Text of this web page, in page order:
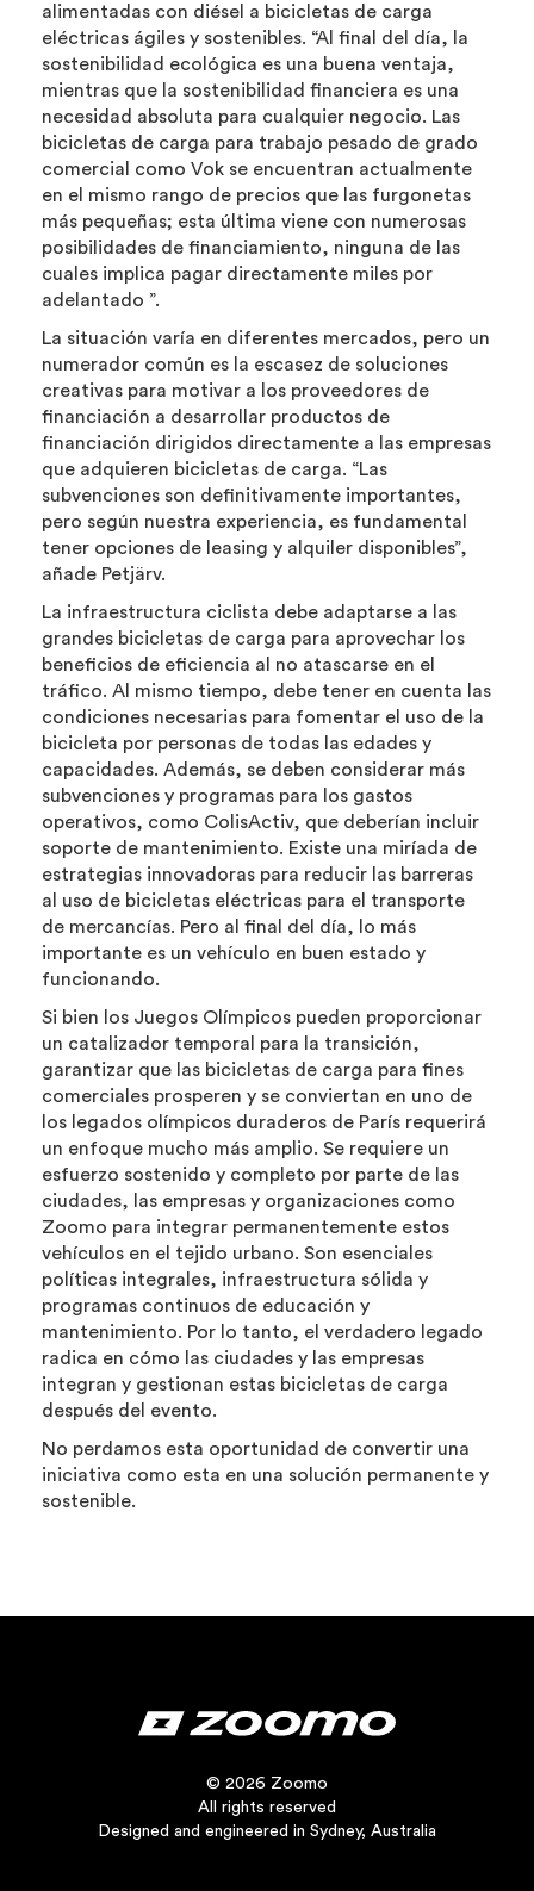
alimentadas con diésel a bicicletas de carga
eléctricas ágiles y sostenibles. “Al final del día, la
sostenibilidad ecológica es una buena ventaja,
mientras que la sostenibilidad financiera es una
necesidad absoluta para cualquier negocio. Las
bicicletas de carga para trabajo pesado de grado
comercial como Vok se encuentran actualmente
en el mismo rango de precios que las furgonetas
más pequeñas; esta última viene con numerosas
posibilidades de financiamiento, ninguna de las
cuales implica pagar directamente miles por
adelantado ”.
La situación varía en diferentes mercados, pero un
numerador común es la escasez de soluciones
creativas para motivar a los proveedores de
financiación a desarrollar productos de
financiación dirigidos directamente a las empresas
que adquieren bicicletas de carga. “Las
subvenciones son definitivamente importantes,
pero según nuestra experiencia, es fundamental
tener opciones de leasing y alquiler disponibles”,
añade Petjärv.
La infraestructura ciclista debe adaptarse a las
grandes bicicletas de carga para aprovechar los
beneficios de eficiencia al no atascarse en el
tráfico. Al mismo tiempo, debe tener en cuenta las
condiciones necesarias para fomentar el uso de la
bicicleta por personas de todas las edades y
capacidades. Además, se deben considerar más
subvenciones y programas para los gastos
operativos, como ColisActiv, que deberían incluir
soporte de mantenimiento. Existe una miríada de
estrategias innovadoras para reducir las barreras
al uso de bicicletas eléctricas para el transporte
de mercancías. Pero al final del día, lo más
importante es un vehículo en buen estado y
funcionando.
Si bien los Juegos Olímpicos pueden proporcionar
un catalizador temporal para la transición,
garantizar que las bicicletas de carga para fines
comerciales prosperen y se conviertan en uno de
los legados olímpicos duraderos de París requerirá
un enfoque mucho más amplio. Se requiere un
esfuerzo sostenido y completo por parte de las
ciudades, las empresas y organizaciones como
Zoomo para integrar permanentemente estos
vehículos en el tejido urbano. Son esenciales
políticas integrales, infraestructura sólida y
programas continuos de educación y
mantenimiento. Por lo tanto, el verdadero legado
radica en cómo las ciudades y las empresas
integran y gestionan estas bicicletas de carga
después del evento.
No perdamos esta oportunidad de convertir una
iniciativa como esta en una solución permanente y
sostenible.
© 2026 Zoomo
All rights reserved
Designed and engineered in Sydney, Australia